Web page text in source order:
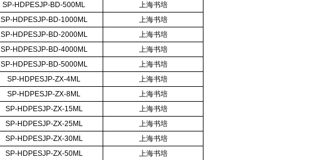
SP-HDPESJP-BD-500ML
上海书培
SP-HDPESJP-BD-1000ML
上海书培
SP-HDPESJP-BD-2000ML
上海书培
SP-HDPESJP-BD-4000ML
上海书培
SP-HDPESJP-BD-5000ML
上海书培
SP-HDPESJP-ZX-4ML
上海书培
SP-HDPESJP-ZX-8ML
上海书培
SP-HDPESJP-ZX-15ML
上海书培
SP-HDPESJP-ZX-25ML
上海书培
SP-HDPESJP-ZX-30ML
上海书培
SP-HDPESJP-ZX-50ML
上海书培